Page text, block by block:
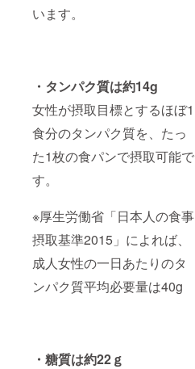
います。
・タンパク質は約14g
女性が摂取目標とするほぼ1
食分のタンパク質を、たっ
た1枚の食パンで摂取可能で
す。
※厚生労働省「日本人の食事
摂取基準2015」によれば、
成人女性の一日あたりのタ
ンパク質平均必要量は40g
・糖質は約22ｇ